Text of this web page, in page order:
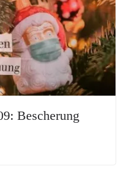
Bescherung